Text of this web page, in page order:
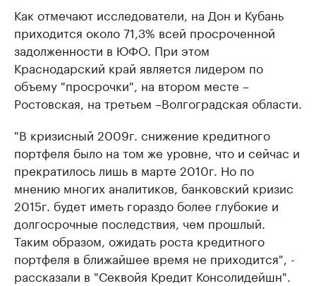
Как отмечают исследователи, на Дон и Кубань
приходится около 71,3% всей просроченной
задолженности в ЮФО. При этом
Краснодарский край является лидером по
объему "просрочки", на втором месте –
Ростовская, на третьем –Волгоградская области.
"В кризисный 2009г. снижение кредитного
портфеля было на том же уровне, что и сейчас и
прекратилось лишь в марте 2010г. Но по
мнению многих аналитиков, банковский кризис
2015г. будет иметь гораздо более глубокие и
долгосрочные последствия, чем прошлый.
Таким образом, ожидать роста кредитного
портфеля в ближайшее время не приходится", -
рассказали в "Секвойя Кредит Консолидейшн".